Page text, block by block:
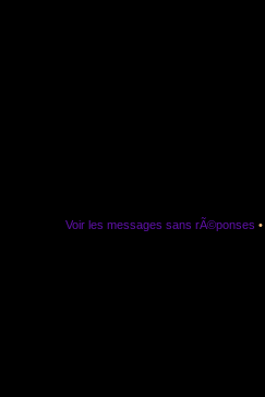
Voir les messages sans rÃ©ponses •